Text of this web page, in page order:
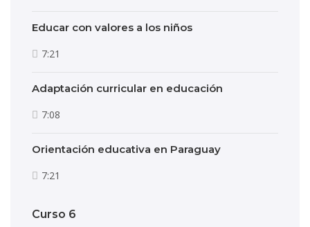
Educar con valores a los niños
7:21
Adaptación curricular en educación
7:08
Orientación educativa en Paraguay
7:21
Curso 6